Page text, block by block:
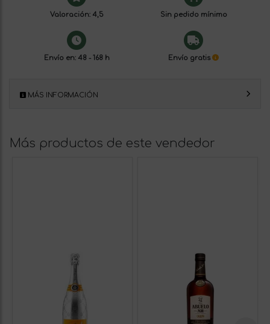
Valoración: 4,5 Sin pedido mínimo
Envío en: 48 - 168 h Envío gratis
MÁS INFORMACIÓN
Más productos de este vendedor